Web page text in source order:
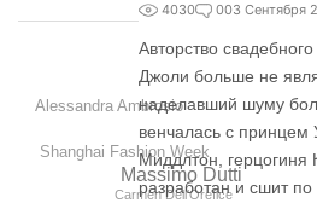
Massimo Dutti
Shanghai Fashion Week
Alessandra Ambrosio
Carmen Dell’Orefice
4030 003 Сентября
Авторство
Джоли больше не
наделавший шуму
венчалась с принцем
Миддлтон, герцогиня
разработан и сшит по